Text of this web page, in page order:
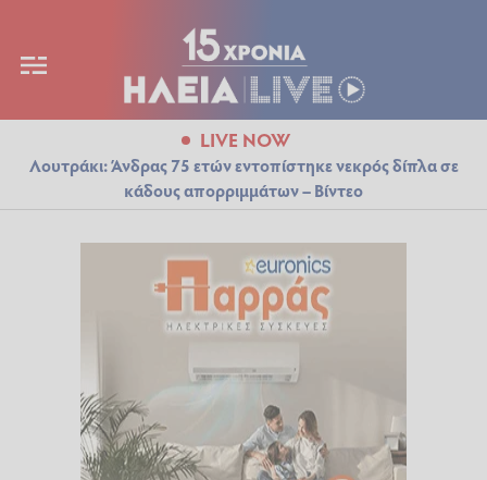
LIVE NOW
Λουτράκι: Άνδρας 75 ετών εντοπίστηκε νεκρός δίπλα σε
κάδους απορριμμάτων – Βίντεο